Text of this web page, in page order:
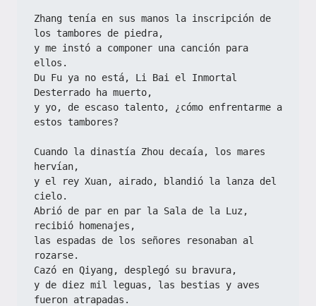
Zhang tenía en sus manos la inscripción de
los tambores de piedra,
y me instó a componer una canción para
ellos.
Du Fu ya no está, Li Bai el Inmortal
Desterrado ha muerto,
y yo, de escaso talento, ¿cómo enfrentarme a
estos tambores?
Cuando la dinastía Zhou decaía, los mares
hervían,
y el rey Xuan, airado, blandió la lanza del
cielo.
Abrió de par en par la Sala de la Luz,
recibió homenajes,
las espadas de los señores resonaban al
rozarse.
Cazó en Qiyang, desplegó su bravura,
y de diez mil leguas, las bestias y aves
fueron atrapadas.